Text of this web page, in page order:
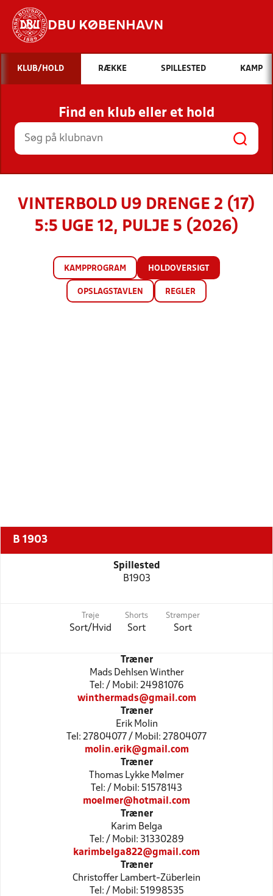
DBU KØBENHAVN
Hvad vil du søge efter?
INDHOLD OG NYHEDER
STILLINGER, RESULTATER, KLUBBER OG
HOLD
KLUB/HOLD RÆKKE SPILLESTED KAMP
Find en klub eller et hold
VINTERBOLD U9 DRENGE 2 (17)
5:5 UGE 12, PULJE 5 (2026)
KAMPPROGRAM HOLDOVERSIGT
OPSLAGSTAVLEN REGLER
B 1903
Spillested
B1903
Trøje
Sort/Hvid
Shorts
Sort
Strømper
Sort
Træner
Mads Dehlsen Winther
Tel: / Mobil: 24981076
winthermads@gmail.com
Træner
Erik Molin
Tel: 27804077 / Mobil: 27804077
molin.erik@gmail.com
Træner
Thomas Lykke Mølmer
Tel: / Mobil: 51578143
moelmer@hotmail.com
Træner
Karim Belga
Tel: / Mobil: 31330289
karimbelga822@gmail.com
Træner
Christoffer Lambert-Züberlein
Tel: / Mobil: 51998535